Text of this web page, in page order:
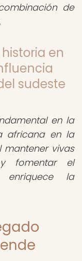
de
en
sudeste
en la
africana en la
mantener vivas
fomentar el
enriquece la